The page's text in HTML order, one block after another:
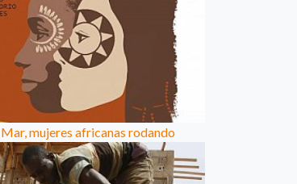
Mar, mujeres africanas rodando